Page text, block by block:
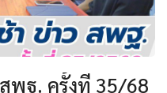
พฐ. ครั้งที่ 35/68